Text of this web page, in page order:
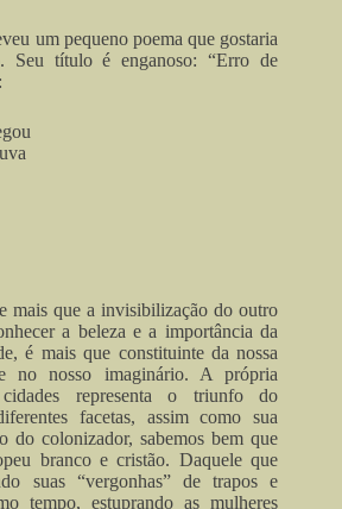
um pequeno poema que gostaria
Seu título é enganoso: “Erro de
mais que a invisibilização do outro
a beleza e a importância da
é mais que constituinte da nossa
no nosso imaginário. A própria
representa o triunfo do
facetas, assim como sua
do colonizador, sabemos bem que
branco e cristão. Daquele que
suas “vergonhas” de trapos e
tempo, estuprando as mulheres